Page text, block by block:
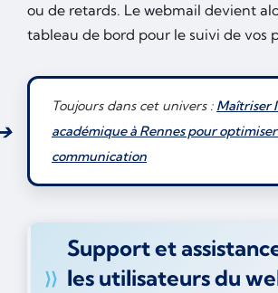
ou de retards. Le webmail devient
tableau de bord pour le suivi de vos
Toujours dans cet univers : Maîtriser
académique à Rennes pour
communication
Support et
les utilisateurs du